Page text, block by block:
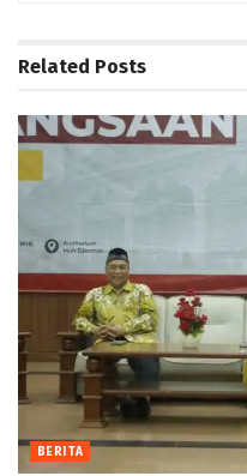
Related Posts
BERITA